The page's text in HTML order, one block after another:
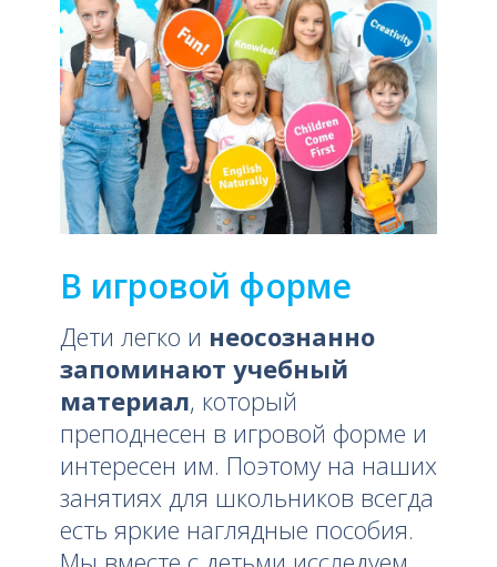
В игровой форме
Дети легко и неосознанно
запоминают учебный
материал, который
преподнесен в игровой форме и
интересен им. Поэтому на наших
занятиях для школьников всегда
есть яркие наглядные пособия.